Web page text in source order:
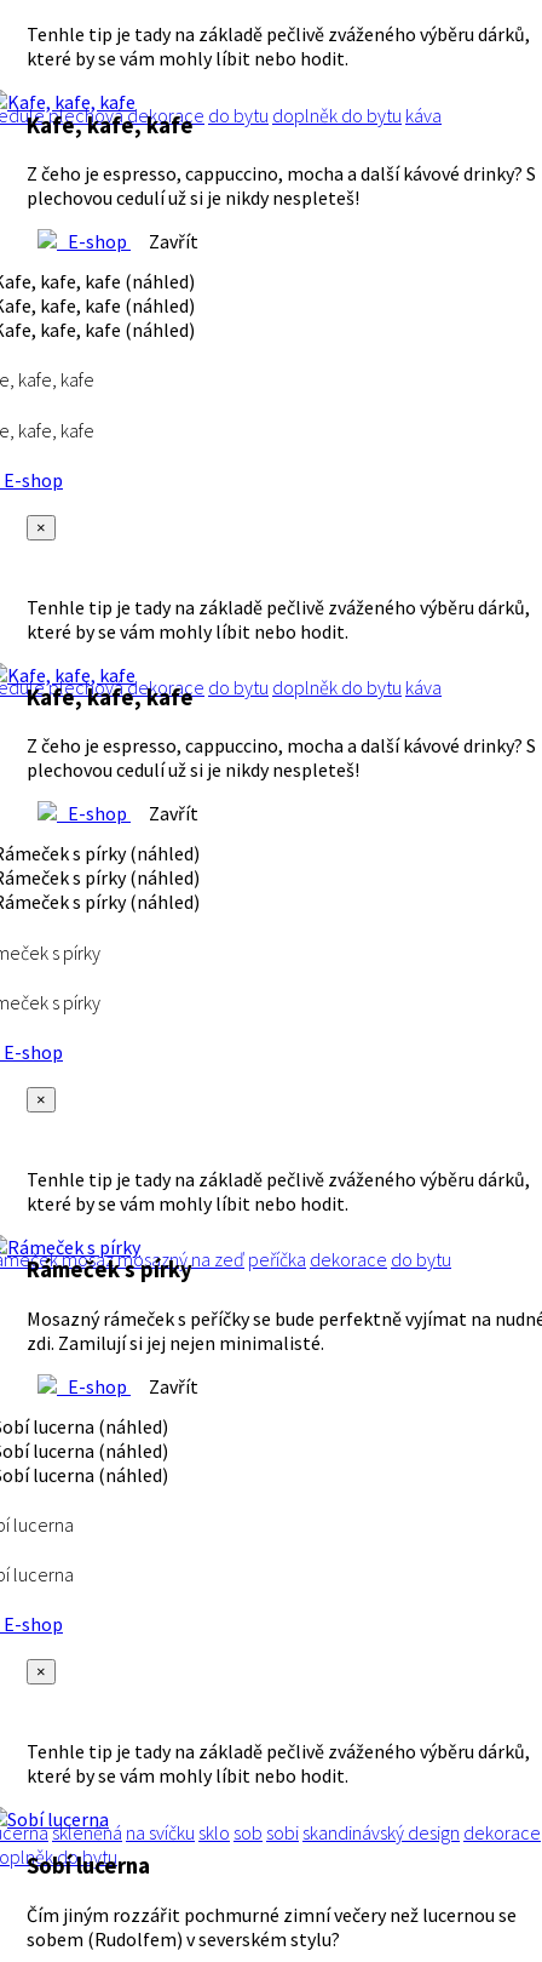
Tenhle tip je tady na základě pečlivě zváženého výběru dárků,
které by se vám mohly líbit nebo hodit.
plechovádekorace do bytu doplněk do bytu káva
Kafe, kafe, kafe
Z čeho je espresso, cappuccino, mocha a další kávové drinky? S
plechovou cedulí už si je nikdy nespleteš!
E-shop
Zavřít
kafe, kafe
kafe, kafe
shop
×
Tenhle tip je tady na základě pečlivě zváženého výběru dárků,
které by se vám mohly líbit nebo hodit.
plechovádekorace do bytu doplněk do bytu káva
Kafe, kafe, kafe
Z čeho je espresso, cappuccino, mocha a další kávové drinky? S
plechovou cedulí už si je nikdy nespleteš!
E-shop
Zavřít
s pírky
s pírky
shop
×
Tenhle tip je tady na základě pečlivě zváženého výběru dárků,
které by se vám mohly líbit nebo hodit.
mosazmosaznýna zeď peříčka dekorace do bytu
Rámeček s pírky
Mosazný rámeček s peříčky se bude perfektně vyjímat na
zdi. Zamilují si jej nejen minimalisté.
E-shop
Zavřít
lucerna
lucerna
shop
×
Tenhle tip je tady na základě pečlivě zváženého výběru dárků,
které by se vám mohly líbit nebo hodit.
skleněná na svíčku sklo sob sobi skandinávský design dekorace
do bytu
Sobí lucerna
Čím jiným rozzářit pochmurné zimní večery než lucernou se
sobem (Rudolfem) v severském stylu?